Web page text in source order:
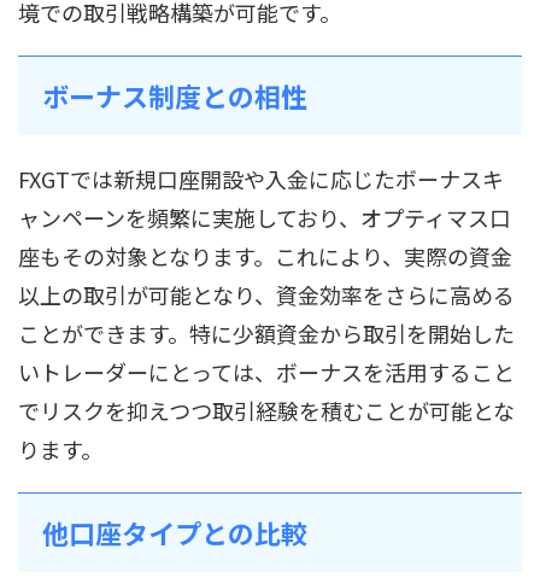
境での取引戦略構築が可能です。
ボーナス制度との相性
FXGTでは新規口座開設や入金に応じたボーナスキ
ャンペーンを頻繁に実施しており、オプティマス口
座もその対象となります。これにより、実際の資金
以上の取引が可能となり、資金効率をさらに高める
ことができます。特に少額資金から取引を開始した
いトレーダーにとっては、ボーナスを活用すること
でリスクを抑えつつ取引経験を積むことが可能とな
ります。
他口座タイプとの比較